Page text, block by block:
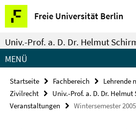
Springe
direkt
zu
Inhalt
Freie Universität Berlin
Service-
Navigation
Univ.-Prof. a. D. Dr. Helmut
MENÜ
Startseite Fachbereich
Lehrende
Zivilrecht
Univ.-Prof. a. D. Dr. Helmut
Veranstaltungen
Wintersemester